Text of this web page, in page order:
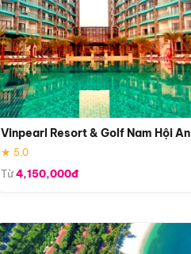
Vinpearl Resort & Golf Nam Hội An
★ 5.0
Từ4,150,000đ